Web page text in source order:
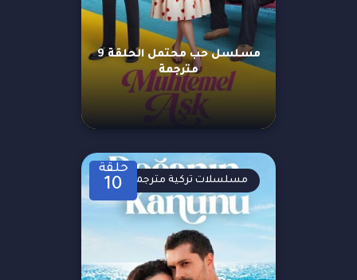
مسلسل حب محتمل الحلقة 9
مترجمة
حلقة
10 مسلسلات تركية مترجمة